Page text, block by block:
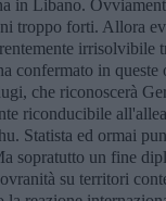
in Libano.
troppo forti. Allora
irrisolvibile
confermato in
che riconoscerà
riconducibile
Statista ed ormai
sopratutto un fine
su territori